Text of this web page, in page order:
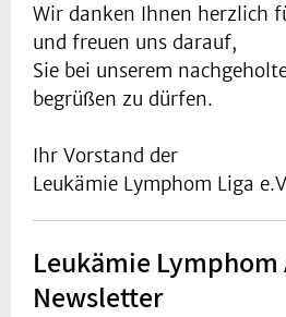
Wir danken Ihnen herzlich
und freuen uns darauf,
Sie bei unserem
begrüßen zu dürfen.
Ihr Vorstand der
Leukämie Lymphom Liga
Leukämie Lymphom
Newsletter